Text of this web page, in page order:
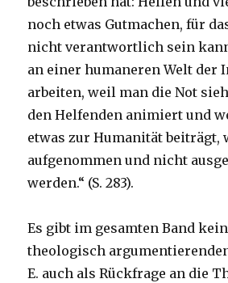
noch etwas Gutmachen, für
nicht verantwortlich sein
an einer humaneren Welt der
arbeiten, weil man die Not
den Helfenden animiert und
etwas zur Humanität beiträgt,
aufgenommen und nicht
werden.“ (S. 283).
Es gibt im gesamten Band
theologisch
E. auch als Rückfrage an die